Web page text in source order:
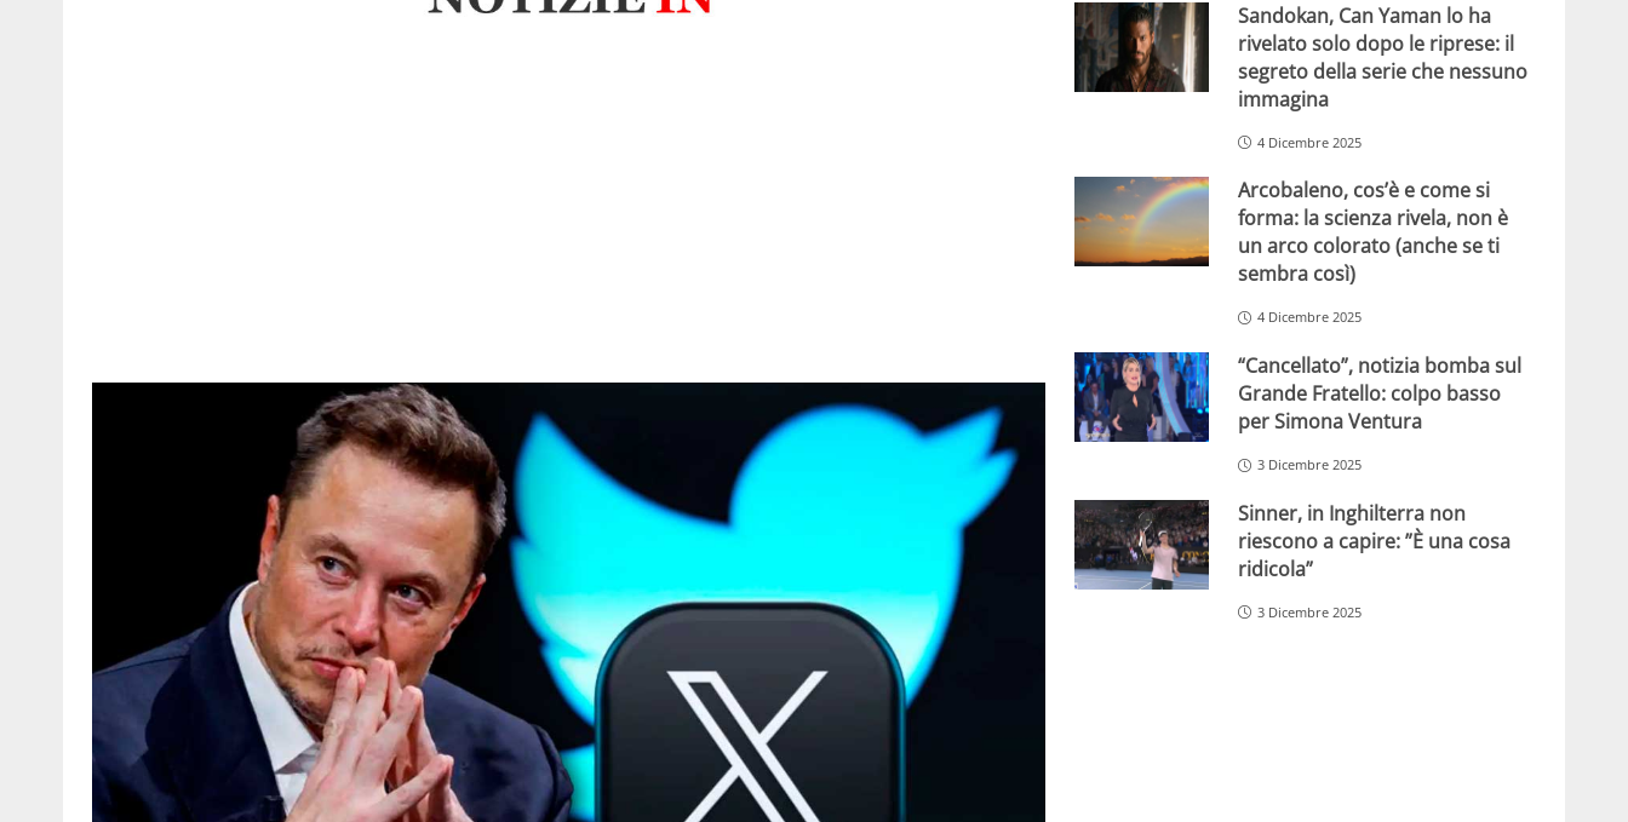
Sandokan, Can Yaman lo ha
rivelato solo dopo le riprese: il
segreto della serie che nessuno
immagina
4 Dicembre 2025
Arcobaleno, cos’è e come si
forma: la scienza rivela, non è
un arco colorato (anche se ti
sembra così)
4 Dicembre 2025
“Cancellato”, notizia bomba sul
Grande Fratello: colpo basso
per Simona Ventura
3 Dicembre 2025
Sinner, in Inghilterra non
riescono a capire: ”È una cosa
ridicola”
3 Dicembre 2025